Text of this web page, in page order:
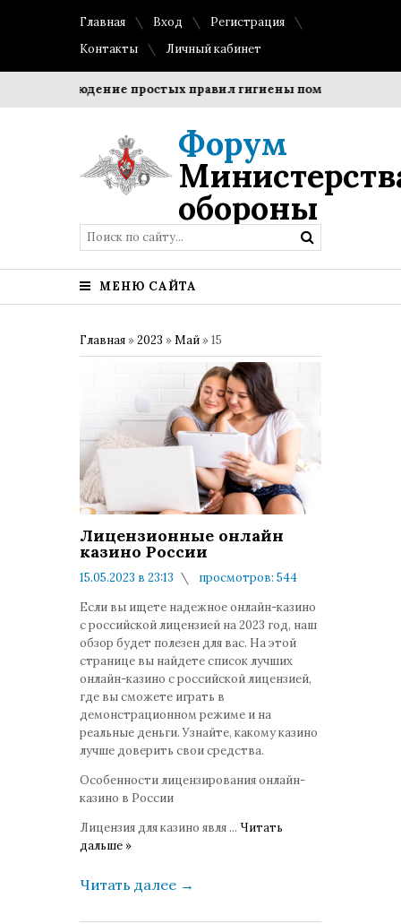
Главная Вход
Регистрация
Контакты
Личный кабинет
Соблюдение простых правил гигиены помогает
Форум
обороны
МЕНЮ САЙТА
Главная »2023 »Май »15
Лицензионные онлайн
казино России
15.05.2023 в 23:13
просмотров: 544
Если вы ищете надежное онлайн-казино
с российской лицензией на 2023 год, наш
обзор будет полезен для вас. На этой
странице вы найдете список лучших
онлайн-казино с российской лицензией,
где вы сможете играть в
демонстрационном режиме и на
реальные деньги. Узнайте, какому казино
лучше доверить свои средства.
Особенности лицензирования онлайн-
казино в России
Лицензия для казино явля ... Читать
дальше »
Читать далее →